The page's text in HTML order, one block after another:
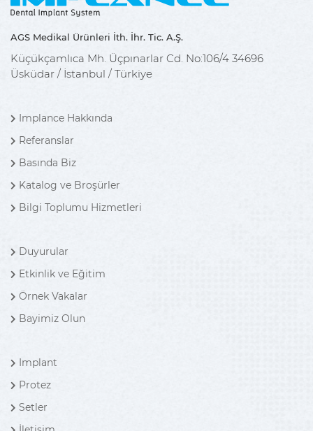
AGS Medikal Ürünleri İth. İhr. Tic. A.Ş.
Küçükçamlıca Mh. Üçpınarlar Cd. No:106/4 34696
Üsküdar / İstanbul / Türkiye
Implance Hakkında
Referanslar
Basında Biz
Katalog ve Broşürler
Bilgi Toplumu Hizmetleri
Duyurular
Etkinlik ve Eğitim
Örnek Vakalar
Bayimiz Olun
Implant
Protez
Setler